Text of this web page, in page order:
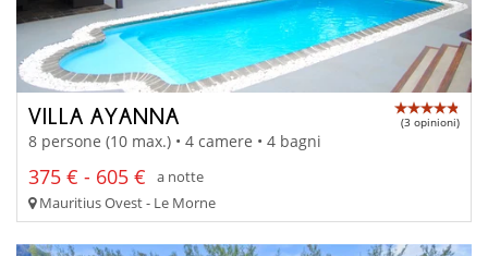
VILLA AYANNA (3 opinioni)
8 persone (10 max.) • 4 camere • 4 bagni
375 € - 605 €
a notte
Mauritius Ovest - Le Morne